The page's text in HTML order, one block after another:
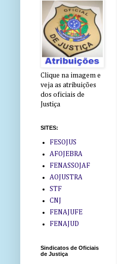
Clique na imagem e
veja as atribuições
dos oficiais de
Justiça
SITES:
FESOJUS
AFOJEBRA
FENASSOJAF
AOJUSTRA
STF
CNJ
FENAJUFE
FENAJUD
Sindicatos de Oficiais
de Justiça